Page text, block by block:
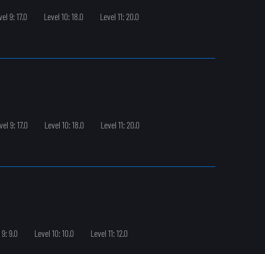
9: 17.0 Level 10: 18.0
Level 11: 20.0
9: 17.0 Level 10: 18.0
Level 11: 20.0
9.0 Level 10: 10.0
Level 11: 12.0